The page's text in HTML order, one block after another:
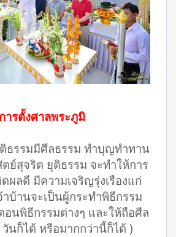
ารตั้งศาลพระภูมิ
ธรรมมีศีลธรรม ทำบุญทำทาน
ย์สุจริต ยุติธรรม จะทำให้การ
ผลดี มีความเจริญรุ่งเรืองแก่
าบ้านจะเป็นผู้กระทำพิธีกรรม
นพิธีกรรมต่างๆ และให้ถือศีล
นก็ได้ หรือมากกว่านี้ก็ได้ )